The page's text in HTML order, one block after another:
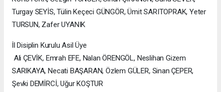
Turgay SEYİS, Tülin Keçeci GÜNGÖR, Ümit SARITOPRAK, Yeter
TURSUN, Zafer UYANIK
İl Disiplin Kurulu Asil Üye
Ali ÇEVİK, Emrah EFE, Nalan ÖRENGÖL, Neslihan Gizem
SARIKAYA, Necati BAŞARAN, Özlem GÜLER, Sinan ÇEPER,
Şevki DEMİRCİ, Uğur KOŞTUR